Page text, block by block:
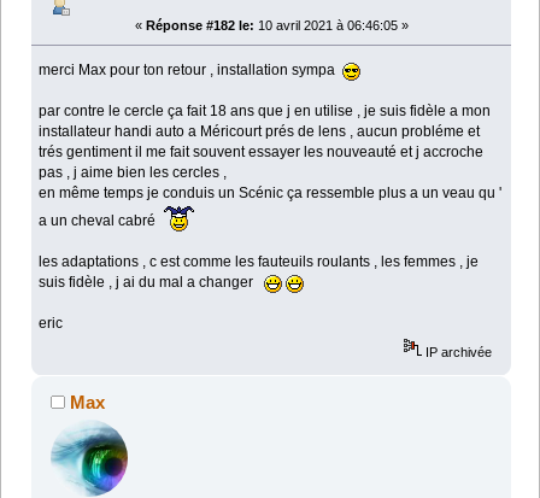
« Réponse #182 le: 10 avril 2021 à 06:46:05 »
merci Max pour ton retour , installation sympa
par contre le cercle ça fait 18 ans que j en utilise , je suis fidèle a mon
installateur handi auto a Méricourt prés de lens , aucun probléme et
trés gentiment il me fait souvent essayer les nouveauté et j accroche
pas , j aime bien les cercles ,
en même temps je conduis un Scénic ça ressemble plus a un veau qu '
a un cheval cabré
les adaptations , c est comme les fauteuils roulants , les femmes , je
suis fidèle , j ai du mal a changer
eric
IP archivée
Max